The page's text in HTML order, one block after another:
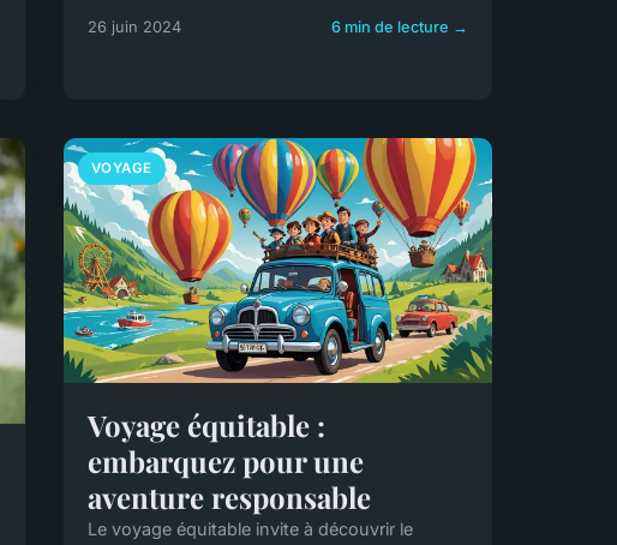
26 juin 2024 6 min de lecture →
VOYAGE
Voyage équitable :
embarquez pour une
aventure responsable
Le voyage équitable invite à découvrir le